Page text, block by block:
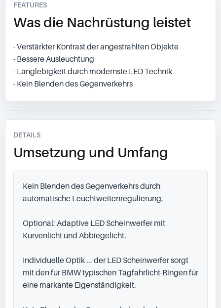
FEATURES
Was die Nachrüstung leistet
- Verstärkter Kontrast der angestrahlten Objekte
- Bessere Ausleuchtung
- Langlebigkeit durch modernste LED Technik
- Kein Blenden des Gegenverkehrs
DETAILS
Umsetzung und Umfang
Kein Blenden des Gegenverkehrs durch
automatische Leuchtweitenregulierung.
Optional: Adaptive LED Scheinwerfer mit
Kurvenlicht und Abbiegelicht.
Individuelle Optik ... der LED Scheinwerfer sorgt
mit den für BMW typischen Tagfahrlicht-Ringen für
eine markante Eigenständigkeit.